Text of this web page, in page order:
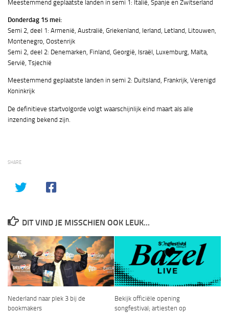
Meestemmend geplaatste landen in semi 1: Italië, Spanje en Zwitserland
Donderdag 15 mei:
Semi 2, deel 1: Armenië, Australië, Griekenland, Ierland, Letland, Litouwen,
Montenegro, Oostenrijk
Semi 2, deel 2: Denemarken, Finland, Georgië, Israël, Luxemburg, Malta,
Servië, Tsjechië
Meestemmend geplaatste landen in semi 2: Duitsland, Frankrijk, Verenigd
Koninkrijk
De definitieve startvolgorde volgt waarschijnlijk eind maart als alle
inzending bekend zijn.
SHARE
DIT VIND JE MISSCHIEN OOK LEUK...
Nederland naar plek 3 bij de
bookmakers
Bekijk officiële opening
songfestival; artiesten op